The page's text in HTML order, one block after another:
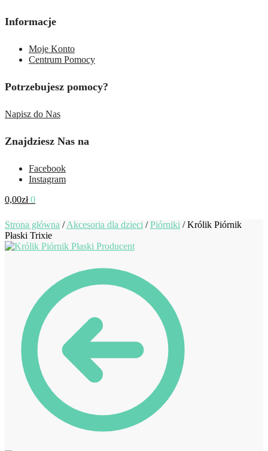
Informacje
Moje Konto
Centrum Pomocy
Potrzebujesz pomocy?
Napisz do Nas
Znajdziesz Nas na
Facebook
Instagram
0,00zł 0
Strona główna /Akcesoria dla dzieci /Piórniki /Królik Piórnik
Płaski Trixie